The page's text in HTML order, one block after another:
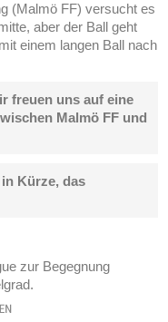
(Malmö FF) versucht es
aber der Ball geht
einem langen Ball nach
freuen uns auf eine
Malmö FF und
Kürze, das
zur Begegnung